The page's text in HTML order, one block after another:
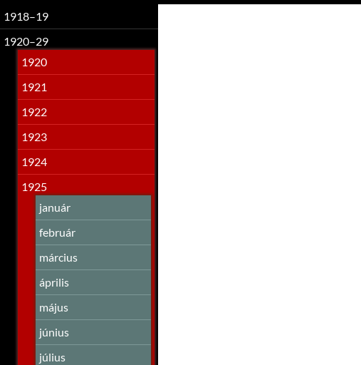
1918–19
1920–29
1920
1921
1922
1923
1924
1925
január
február
március
április
május
június
július